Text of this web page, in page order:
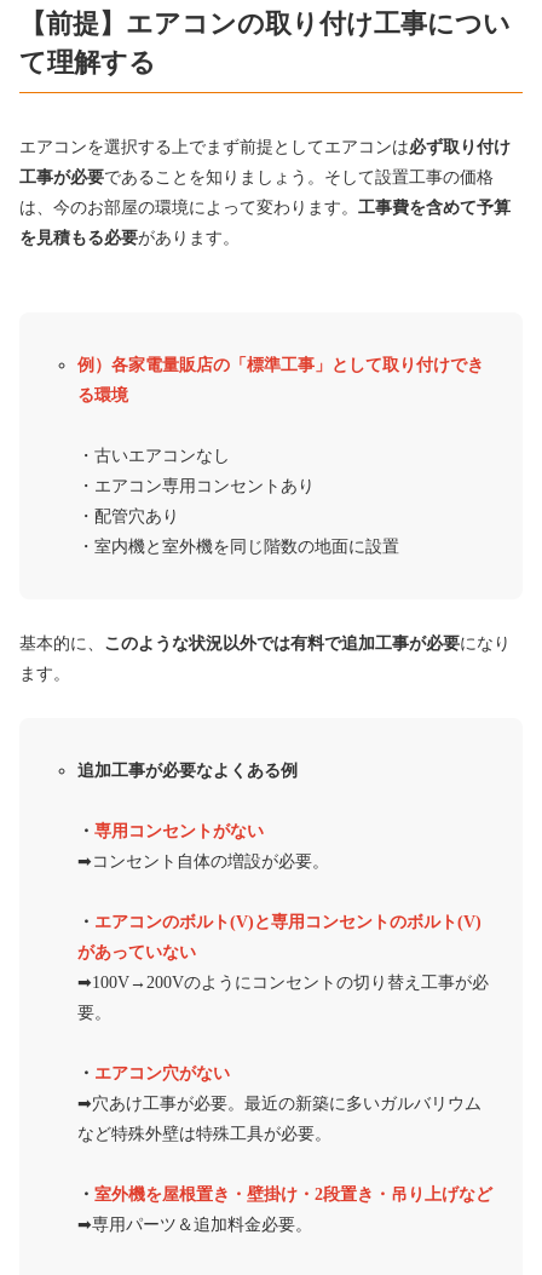
【前提】エアコンの取り付け工事につい
て理解する
エアコンを選択する上でまず前提としてエアコンは必ず取り付け
工事が必要であることを知りましょう。そして設置工事の価格
は、今のお部屋の環境によって変わります。 工事費を含めて予算
を見積もる必要があります。
例）各家電量販店の「標準工事」として取り付けでき
る環境
・古いエアコンなし
・エアコン専用コンセントあり
・配管穴あり
・室内機と室外機を同じ階数の地面に設置
基本的に、 このような状況以外では有料で追加工事が必要になり
ます。
追加工事が必要なよくある例
・ 専用コンセントがない
➡︎コンセント自体の増設が必要。
・ エアコンのボルト(V)と専用コンセントのボルト(V)
があっていない
➡︎100V→200Vのようにコンセントの切り替え工事が必
要。
・ エアコン穴がない
➡︎穴あけ工事が必要。最近の新築に多いガルバリウム
など特殊外壁は特殊工具が必要。
・ 室外機を屋根置き・壁掛け・2段置き・吊り上げなど
➡︎専用パーツ＆追加料金必要。